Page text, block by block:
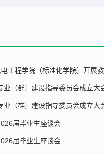
工程学院（标准化学院）开展
（群）建设指导委员会成立大
（群）建设指导委员会成立大
届毕业生座谈会
届毕业生座谈会